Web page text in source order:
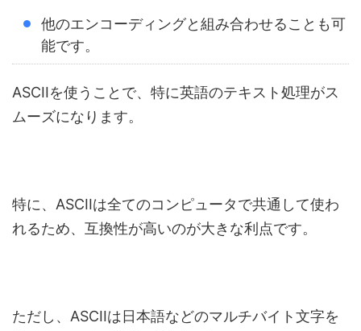
他のエンコーディングと組み合わせることも可
能です。
ASCIIを使うことで、特に英語のテキスト処理がス
ムーズになります。
特に、ASCIIは全てのコンピュータで共通して使わ
れるため、互換性が高いのが大きな利点です。
ただし、ASCIIは日本語などのマルチバイト文字を